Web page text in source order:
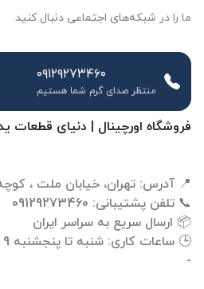
فروشگاه اورچینال | دنیای
-
ما را در شبکه‌های اجتماعی دنبال کنید
۰۹۱۲۹۲۷۳۴۶۰
منتظر صدای گرم شما هستیم